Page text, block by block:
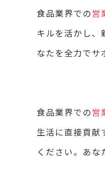
食品業界での営
キルを活かし
なたを全力でサ
食品業界での営
生活に直接貢献
ください。あな